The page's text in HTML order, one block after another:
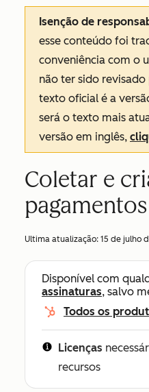
Isenção de
esse conteúdo foi
conveniência com o
não ter sido revisado
texto oficial é a
será o texto mais
versão em inglês,
Coletar e
pagamentos
Ultima atualização: 15 de julho
Disponível com
assinaturas, salvo
Todos os
Licenças
recursos